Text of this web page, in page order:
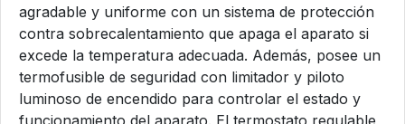
agradable y uniforme con un sistema de protección
contra sobrecalentamiento que apaga el aparato si
excede la temperatura adecuada. Además, posee un
termofusible de seguridad con limitador y piloto
luminoso de encendido para controlar el estado y
funcionamiento del aparato. El termostato regulable